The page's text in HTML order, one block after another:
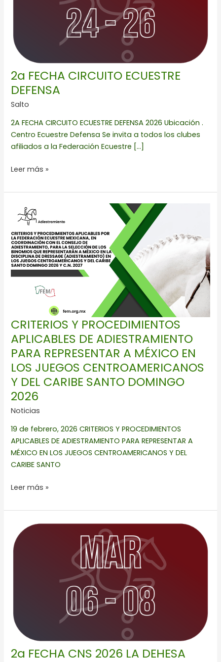
2a FECHA CIRCUITO ECUESTRE
DEFENSA
Salto
2A FECHA CIRCUITO ECUESTRE DEFENSA 2026 Ubicación .
Centro Ecuestre Defensa Se invita a todos los clubes
afiliados a la Federación Ecuestre […]
Leer más »
CRITERIOS Y PROCEDIMIENTOS
APLICABLES DE ADIESTRAMIENTO
PARA REPRESENTAR A MÉXICO EN
LOS JUEGOS CENTROAMERICANOS
Y DEL CARIBE SANTO DOMINGO
2026
Noticias
19 de febrero, 2026 CRITERIOS Y PROCEDIMIENTOS
APLICABLES DE ADIESTRAMIENTO PARA REPRESENTAR A
MÉXICO EN LOS JUEGOS CENTROAMERICANOS Y DEL
CARIBE SANTO
PROCEDIMIENTOS
APLICABLES
DE
ADIESTRAMIENTO
PARA
LOS
JUEGOS
CENTROAMERICANOS
Y
DEL
CARIBE
SANTO
DOMINGO
Leer más »
2a FECHA CNS 2026 LA DEHESA
FECHA
CNS
2026